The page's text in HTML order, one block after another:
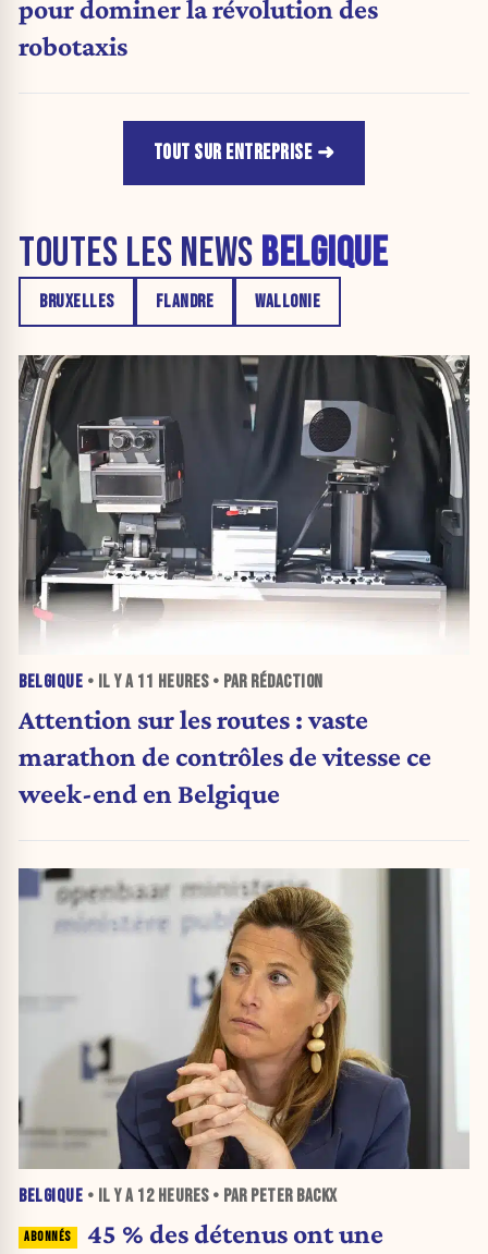
pour dominer la révolution des
robotaxis
TOUT SUR ENTREPRISE
TOUTES LES NEWS BELGIQUE
BRUXELLES FLANDRE WALLONIE
BELGIQUE • IL Y A 11 HEURES• PAR RÉDACTION
Attention sur les routes : vaste
marathon de contrôles de vitesse ce
week-end en Belgique
BELGIQUE • IL Y A 12 HEURES• PAR PETER BACKX
45 % des détenus ont une